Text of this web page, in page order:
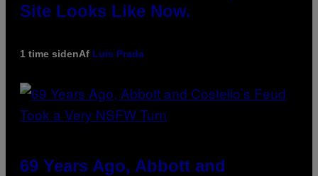
Site Looks Like Now.
1 time sidenAf Luis Prada
69 Years Ago, Abbott and